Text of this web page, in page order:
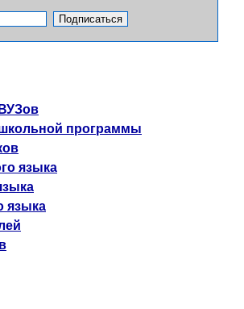
программы
языка
языка